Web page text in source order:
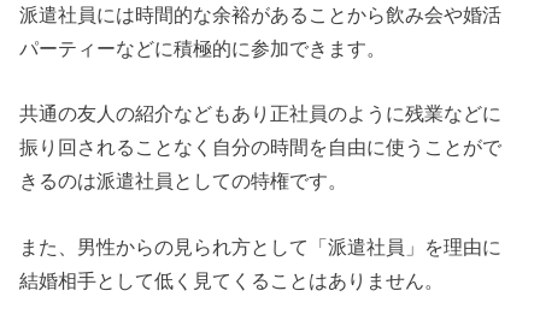
派遣社員には時間的な余裕があることから飲み会や婚活
パーティーなどに積極的に参加できます。
共通の友人の紹介などもあり正社員のように残業などに
振り回されることなく自分の時間を自由に使うことがで
きるのは派遣社員としての特権です。
また、男性からの見られ方として「派遣社員」を理由に
結婚相手として低く見てくることはありません。